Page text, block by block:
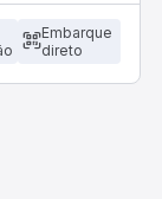
Embarque
direto